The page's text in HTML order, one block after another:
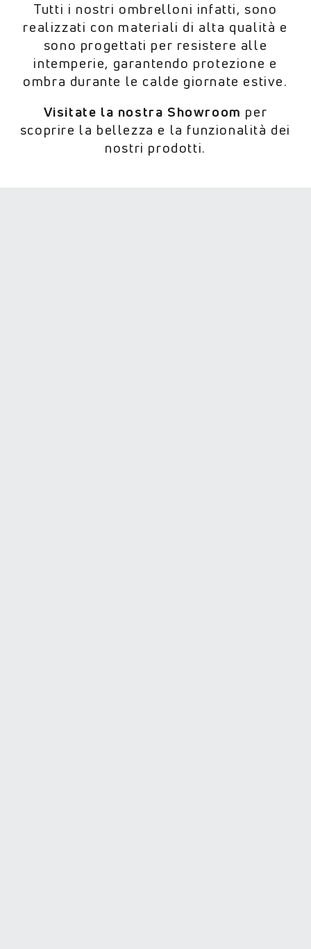
Tutti i nostri ombrelloni infatti, sono
realizzati con materiali di alta qualità e
sono progettati per resistere alle
intemperie, garantendo protezione e
ombra durante le calde giornate estive.
Visitate la nostra Showroom per
scoprire la bellezza e la funzionalità dei
nostri prodotti.